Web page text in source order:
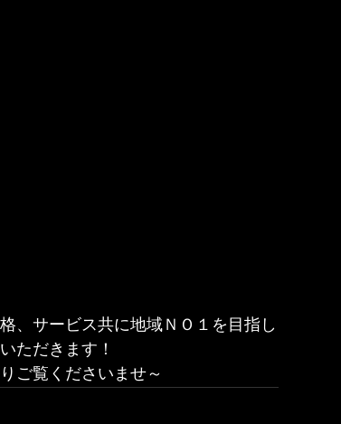
、サービス共に地域ＮＯ１を目指し
ただきます！
ご覧くださいませ～